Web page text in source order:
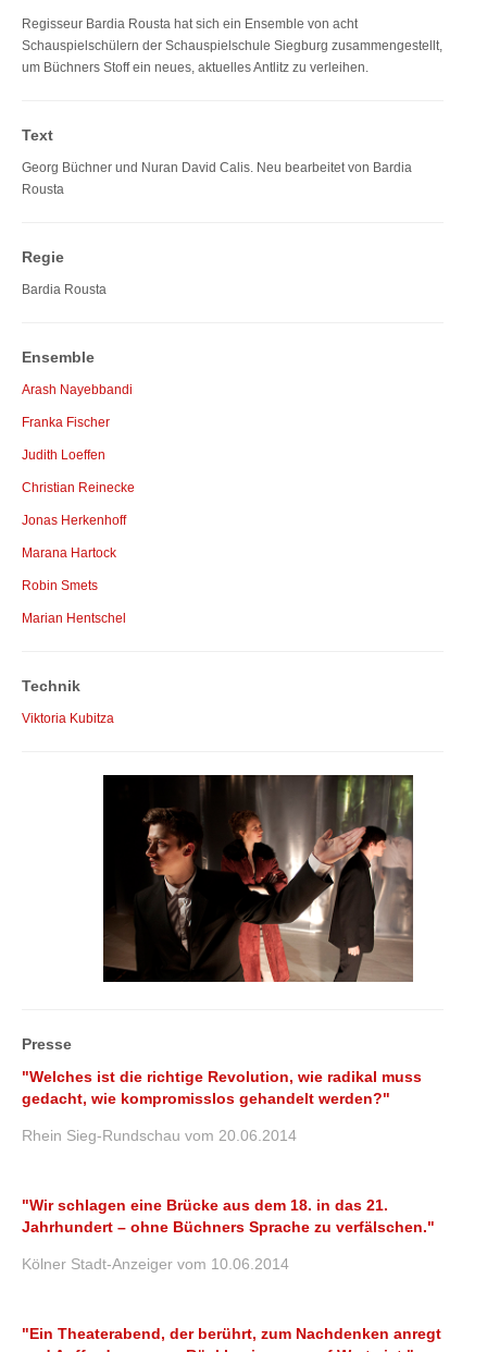
Regisseur Bardia Rousta hat sich ein Ensemble von acht
Schauspielschülern der Schauspielschule Siegburg zusammengestellt,
um Büchners Stoff ein neues, aktuelles Antlitz zu verleihen.
Text
Georg Büchner und Nuran David Calis. Neu bearbeitet von Bardia
Rousta
Regie
Bardia Rousta
Ensemble
Arash Nayebbandi
Franka Fischer
Judith Loeffen
Christian Reinecke
Jonas Herkenhoff
Marana Hartock
Robin Smets
Marian Hentschel
Technik
Viktoria Kubitza
Presse
"Welches ist die richtige Revolution, wie radikal muss
gedacht, wie kompromisslos gehandelt werden?"
Rhein Sieg-Rundschau vom 20.06.2014
"Wir schlagen eine Brücke aus dem 18. in das 21.
Jahrhundert – ohne Büchners Sprache zu verfälschen."
Kölner Stadt-Anzeiger vom 10.06.2014
"Ein Theaterabend, der berührt, zum Nachdenken anregt